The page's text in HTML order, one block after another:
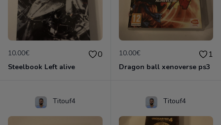
10.00€ 0
Steelbook Left alive
10.00€ 1
Dragon ball xenoverse ps3
Titouf4 Titouf4